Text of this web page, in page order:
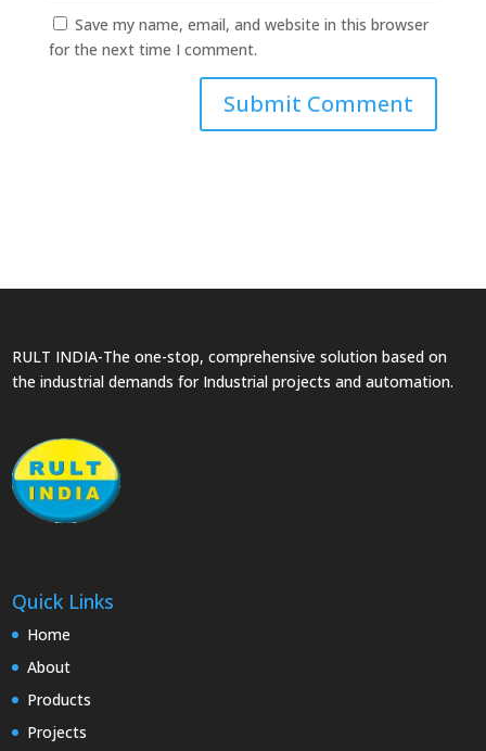
Save my name, email, and website in this browser
for the next time I comment.
RULT INDIA-The one-stop, comprehensive solution based on
the industrial demands for Industrial projects and automation.
Quick Links
Home
About
Products
Projects